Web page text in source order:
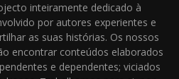
inteiramente dedicado à
por autores experientes e
as suas histórias. Os nossos
encontrar conteúdos elaborados
e dependentes; viciados